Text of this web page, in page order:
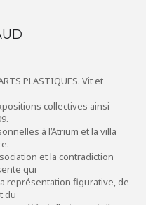
PLASTIQUES. Vit et
collectives ainsi
à l’Atrium et la villa
et la contradiction
qui
représentation figurative, de
du